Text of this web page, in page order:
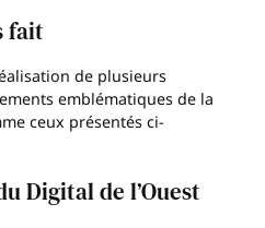
fait
de plusieurs
emblématiques de la
ceux présentés ci-
Digital de l’Ouest